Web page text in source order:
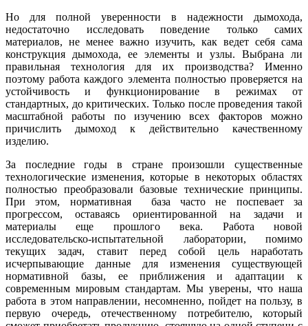
Но для полной уверенности в надежности дымохода,
недостаточно исследовать поведение только самих
материалов, не менее важно изучить, как ведет себя сама
конструкция дымохода, ее элементы и узлы. Выбрана ли
правильная технология для их производства? Именно
поэтому работа каждого элемента полностью проверяется на
устойчивость и функционирование в режимах от
стандартных, до критических. Только после проведения такой
масштабной работы по изучению всех факторов можно
причислить дымоход к действительно качественному
изделию.
За последние годы в стране произошли существенные
технологические изменения, которые в некоторых областях
полностью преобразовали базовые технические принципы.
При этом, нормативная база часто не поспевает за
прогрессом, оставаясь ориентированной на задачи и
материалы еще прошлого века. Работа новой
исследовательско-испытательной лаборатории, помимо
текущих задач, ставит перед собой цель наработать
исчерпывающие данные для изменения существующей
нормативной базы, ее приближения и адаптации к
современным мировым стандартам. Мы уверены, что наша
работа в этом направлении, несомненно, пойдет на пользу, в
первую очередь, отечественному потребителю, который